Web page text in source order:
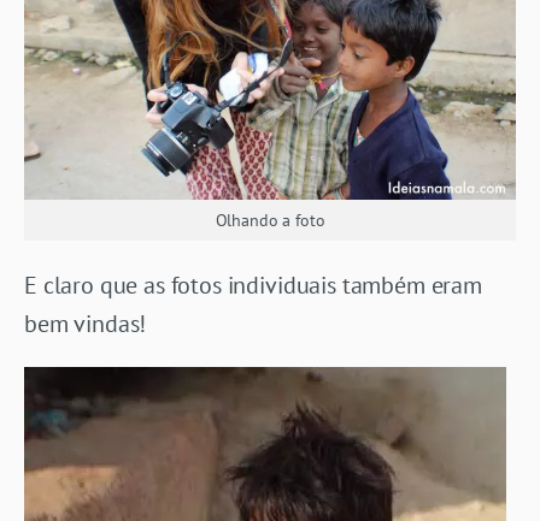
Olhando a foto
E claro que as fotos individuais também eram
bem vindas!